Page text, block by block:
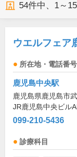
54件中、 1～
ウエルフェア
所在地・電話番号
鹿児島中央駅
鹿児島県鹿児島市
JR鹿児島中央ビル
099-210-5436
診療科目